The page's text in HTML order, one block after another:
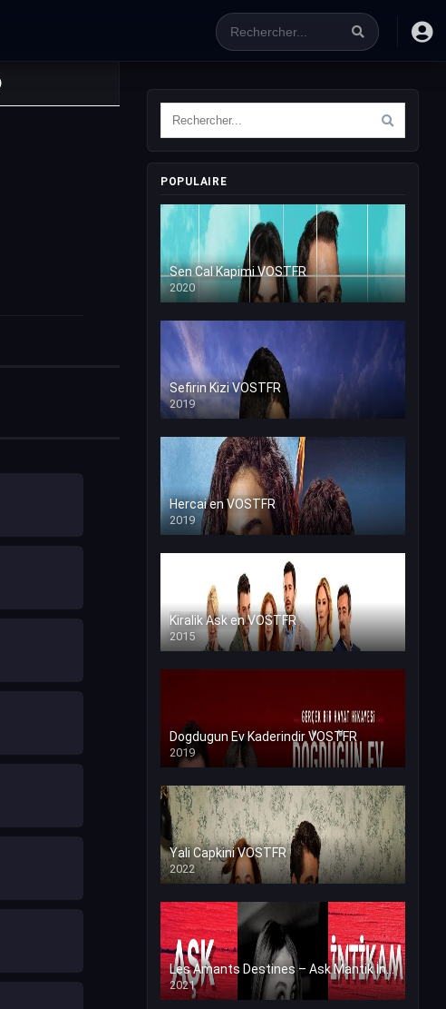
POPULAIRE
Sen Cal Kapimi VOSTFR
2020
Sefirin Kizi VOSTFR
2019
Hercai en VOSTFR
2019
Kiralik Ask en VOSTFR
2015
Dogdugun Ev Kaderindir VOSTFR
2019
Yali Capkini VOSTFR
2022
Les Amants Destines – Ask Mantik İntikam en VF (Voix Francaise)
2021